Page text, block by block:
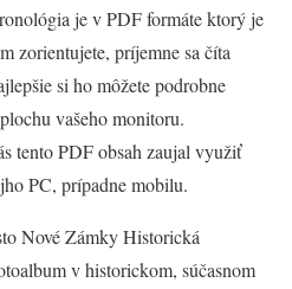
je v PDF formáte ktorý je
zorientujete, príjemne sa číta
si ho môžete podrobne
vašeho monitoru.
tento PDF obsah zaujal využiť
PC, prípadne mobilu.
Nové Zámky Historická
v historickom, súčasnom